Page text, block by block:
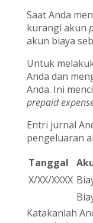
Saat Anda
kurangi akun
akun biaya
Untuk
Anda dan
Anda. Ini
prepaid
Entri jurnal
pengeluaran
Tanggal
X/XX/XXXX
Katakanlah